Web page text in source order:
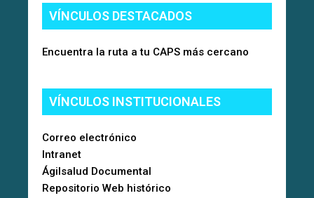
VÍNCULOS DESTACADOS
Encuentra la ruta a tu CAPS más cercano
VÍNCULOS INSTITUCIONALES
Correo electrónico
Intranet
Ágilsalud Documental
Repositorio Web histórico